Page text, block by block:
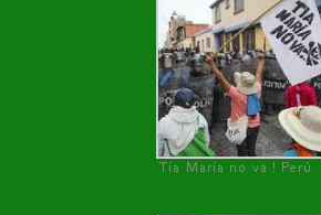
Tía María no va ! Perú